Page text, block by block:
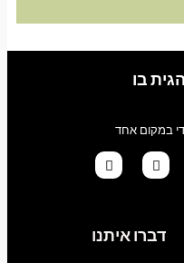
בו
במקום אחד
o
דברו איתנו